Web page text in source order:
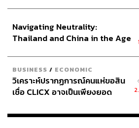
ที่สุดของทำเล ‘บ้านกลางเมือง’
เรียกได้ว่าเป็นทำเลตอบโจทย์การใช้
อาศัยพรีเมียมโซนกรุงเทพกรีฑาและบ
ชันที่ไกลจากเมือง ในขณะที่ ศิรนินทร์
โครงการที่ซอยพัฒนาการ 32 จัดเป็น ‘
เชื่อมต่อไปยังโซนธุรกิจสำคัญได้หลาย
Navigating Neutrality:
Thailand and China in the Age
BUSINESS / ECONOMIC
วิเคราะห์ปรากฏการณ์คนแห่ขอสิน
เชื่อ CLICX อาจเป็นเพียงยอด
เรือนไทยที่ถูกซุกไว้